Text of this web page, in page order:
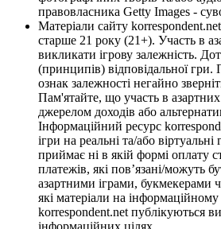
правовласника Getty Images -
Матеріали сайту
старше 21 року (21+). Участь в
викликати ігрову залежність.
(принципів) відповідальної
ознак залежності негайно
Пам'ятайте, що участь в
джерелом доходів або
Інформаційний ресурс
ігри на реальні та/або
приймає ні в якій формі оплату
платежів, які пов’язані/можуть
азартними іграми, букмекерами
які матеріали на інформаційному
korrespondent.net публікуються
інформаційних цілях.